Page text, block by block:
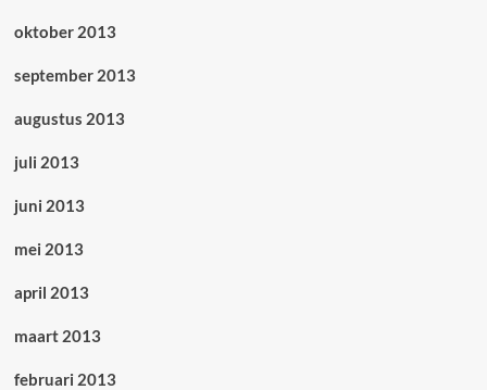
oktober 2013
september 2013
augustus 2013
juli 2013
juni 2013
mei 2013
april 2013
maart 2013
februari 2013